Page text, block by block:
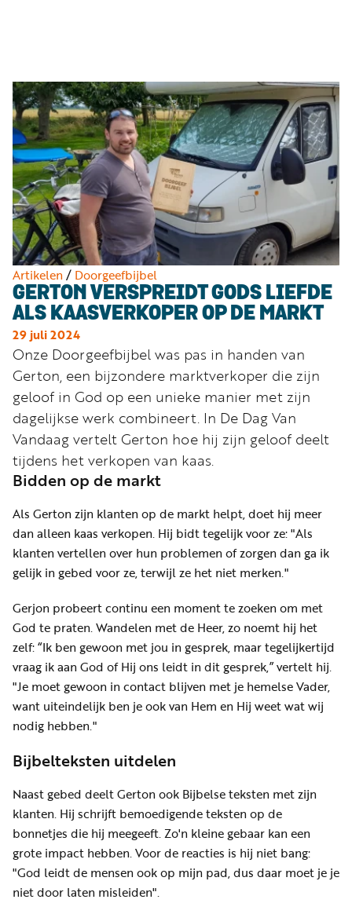
Artikelen/ Doorgeefbijbel
GERTON VERSPREIDT GODS LIEFDE
ALS KAASVERKOPER OP DE MARKT
29 juli 2024
Onze Doorgeefbijbel was pas in handen van
Gerton, een bijzondere marktverkoper die zijn
geloof in God op een unieke manier met zijn
dagelijkse werk combineert. In De Dag Van
Vandaag vertelt Gerton hoe hij zijn geloof deelt
tijdens het verkopen van kaas.
Bidden op de markt
Als Gerton zijn klanten op de markt helpt, doet hij meer
dan alleen kaas verkopen. Hij bidt tegelijk voor ze: "Als
klanten vertellen over hun problemen of zorgen dan ga ik
gelijk in gebed voor ze, terwijl ze het niet merken."
Gerjon probeert continu een moment te zoeken om met
God te praten. Wandelen met de Heer, zo noemt hij het
zelf: “Ik ben gewoon met jou in gesprek, maar tegelijkertijd
vraag ik aan God of Hij ons leidt in dit gesprek,” vertelt hij.
"Je moet gewoon in contact blijven met je hemelse Vader,
want uiteindelijk ben je ook van Hem en Hij weet wat wij
nodig hebben."
Bijbelteksten uitdelen
Naast gebed deelt Gerton ook Bijbelse teksten met zijn
klanten. Hij schrijft bemoedigende teksten op de
bonnetjes die hij meegeeft. Zo'n kleine gebaar kan een
grote impact hebben. Voor de reacties is hij niet bang:
"God leidt de mensen ook op mijn pad, dus daar moet je je
niet door laten misleiden".
Podcasts
Muziek
Artikelen
Kanalen
Steun
onze
missie
Info
Word
nu
vriend
Businessclub
Adverteren
Winkel
Privacy
reglement
voorwaarden